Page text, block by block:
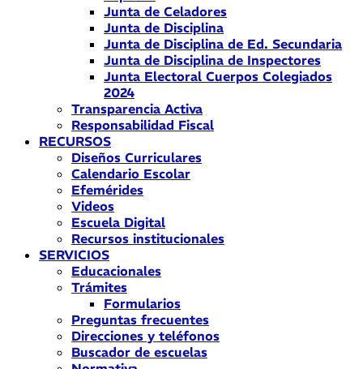
Junta de Celadores
Junta de Disciplina
Junta de Disciplina de Ed. Secundaria
Junta de Disciplina de Inspectores
Junta Electoral Cuerpos Colegiados
2024
Transparencia Activa
Responsabilidad Fiscal
RECURSOS
Diseños Curriculares
Calendario Escolar
Efemérides
Videos
Escuela Digital
Recursos institucionales
SERVICIOS
Educacionales
Trámites
Formularios
Preguntas frecuentes
Direcciones y teléfonos
Buscador de escuelas